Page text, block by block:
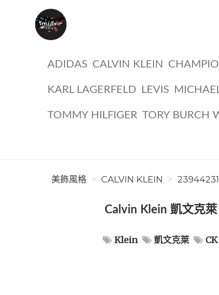
ADIDAS CALVIN KLEIN
KARL LAGERFELD LEVIS
TOMMY HILFIGER TORY BURCH
美飾風格 CALVIN KLEIN
Calvin Klein 凱文克
Klein 凱文克萊 CK